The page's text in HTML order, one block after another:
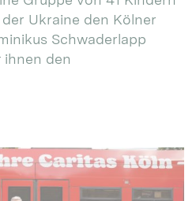
Ukraine den Kölner
Schwaderlapp
ihnen den